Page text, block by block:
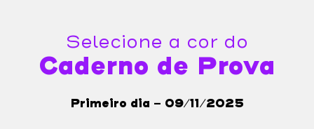
Selecione a cor do
Caderno de Prova
Primeiro dia - 09/11/2025